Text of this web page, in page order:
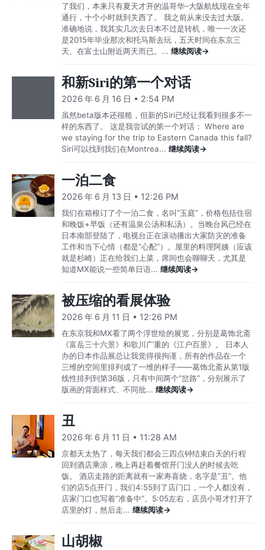
了我们，本来只有夏天才开的温哥华–大阪航线现在全年
通行，十个小时就到关西了。 我之前从来没去过大阪。
准确地说，我其实几次去日本不过是转机，唯一一次还
是2015年毕业那次和托马斯去玩，五天时间在东京三
天、在富士山附近两天而已。... 继续阅读→
和新Siri的第一个对话
2026 年 6 月 16 日 • 2:54 PM
虽然beta版本还很糙，但新的Siri已经让我看到很多不一
样的东西了。 这是我尝试的第一个对话： Where are
we staying for the trip to Eastern Canada this fall?
Siri可以找到我们在Montrea... 继续阅读→
一泊二食
2026 年 6 月 13 日 • 12:26 PM
我们在箱根订了个一泊二食，名叫“玉庭”，价格包括住宿
和晚饭+早饭（还有温泉公汤和私汤）。当晚台风已经在
日本南部登陆了，电视台正在滚动播出大家防灾的准备
工作和当下心情（都是“心配”）。屋里的料理阿姨（应该
就是杉崎）正在给我们上菜，席间也会聊聊天，尤其是
知道MX能说一些简单日语... 继续阅读→
被压缩的看展体验
2026 年 6 月 11 日 • 12:26 PM
在东京我和MX看了两个浮世绘的展览，分别是葛饰北斋
《富岳三十六景》和歌川广重的《江户百景》。 日本人
办的日本作品展总让我觉得很拘谨，所有的作品在一个
三维的空间里排列成了一维的样子——葛饰北斋从第1版
线性排列到第36版，只有中间两个“岔路”，分别展示了
版画的背面样式、不同批... 继续阅读→
丑
2026 年 6 月 11 日 • 11:28 AM
京都天太热了，每天我们都会三四点钟结束白天的行程
回到酒店乘凉，晚上再赶着餐馆开门没人的时候去吃
饭。 酒店走路的距离就有一家寿喜烧，名字是“丑”。他
们的店5点开门，我们4:55到了店门口，一个人都没有，
店家门口也写着“准备中”。5:05左右，店员小哥才打开了
店里的灯，然后走... 继续阅读→
山胡椒